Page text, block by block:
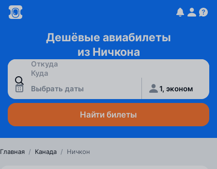
Дешёвые авиабилеты
из Ничкона
Выбрать даты 1, эконом
Найти билеты
Главная / Канада / Ничкон